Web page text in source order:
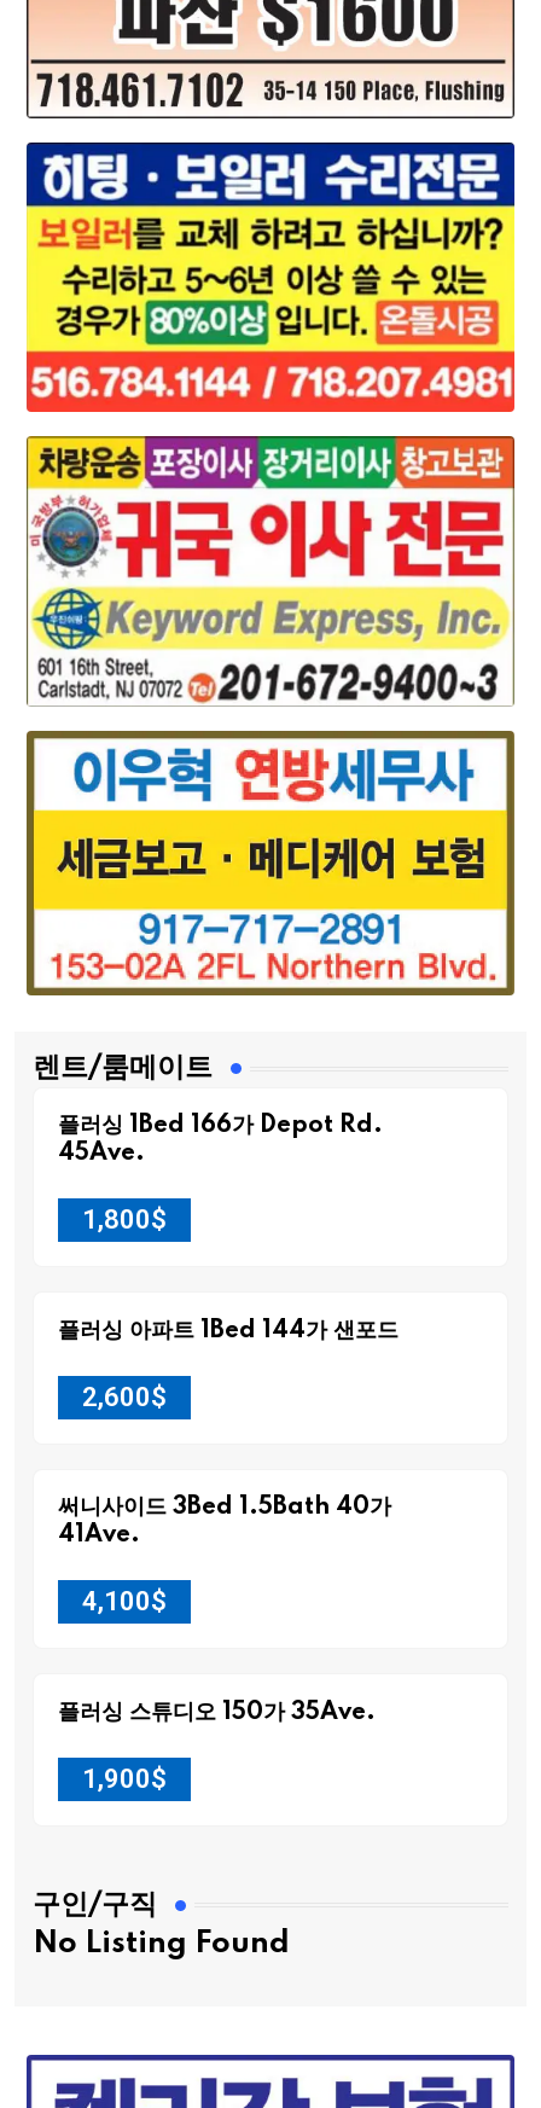
렌트/룸메이트
플러싱 1Bed 166가 Depot Rd.
45Ave.
1,800$
플러싱 아파트 1Bed 144가 샌포드
2,600$
써니사이드 3Bed 1.5Bath 40가
41Ave.
4,100$
플러싱 스튜디오 150가 35Ave.
1,900$
구인/구직
No Listing Found